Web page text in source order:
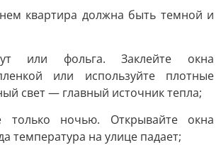
квартира должна быть темной и
или фольга. Заклейте окна
или используйте плотные
свет — главный источник тепла;
только ночью. Открывайте окна
температура на улице падает;